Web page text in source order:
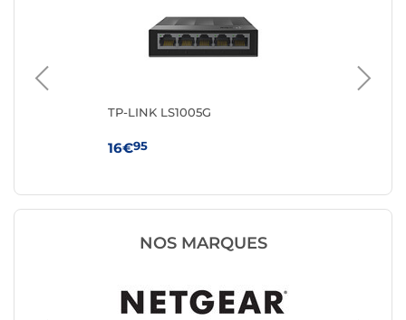
TP-LINK LS1005G
16€95
NOS MARQUES